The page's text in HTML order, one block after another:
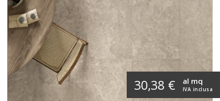
30,38 € IVA inclusa
al mq